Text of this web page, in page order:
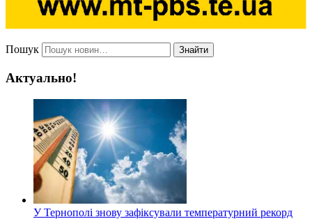
Пошук Знайти
Актуально!
У Тернополі знову зафіксували температурний рекорд